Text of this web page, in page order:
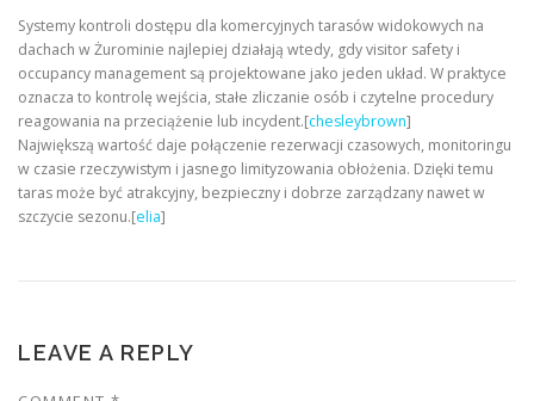
Systemy kontroli dostępu dla komercyjnych tarasów widokowych na
dachach w Żurominie najlepiej działają wtedy, gdy visitor safety i
occupancy management są projektowane jako jeden układ. W praktyce
oznacza to kontrolę wejścia, stałe zliczanie osób i czytelne procedury
reagowania na przeciążenie lub incydent.[chesleybrown]
Największą wartość daje połączenie rezerwacji czasowych, monitoringu
w czasie rzeczywistym i jasnego limityzowania obłożenia. Dzięki temu
taras może być atrakcyjny, bezpieczny i dobrze zarządzany nawet w
szczycie sezonu.[elia]
LEAVE A REPLY